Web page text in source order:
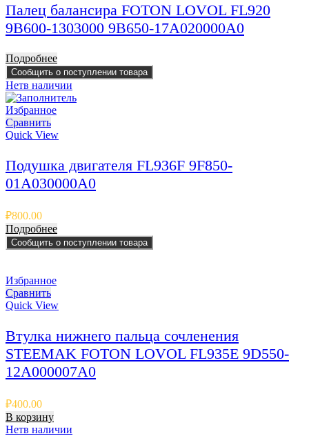
Палец балансира FOTON LOVOL FL920
9B600-1303000 9B650-17A020000A0
Подробнее
Сообщить о поступлении товара
Нетв наличии
Избранное
Сравнить
Quick View
Подушка двигателя FL936F 9F850-
01A030000A0
₽800.00
Подробнее
Сообщить о поступлении товара
Избранное
Сравнить
Quick View
Втулка нижнего пальца сочленения
STEEMAK FOTON LOVOL FL935E 9D550-
12A000007A0
₽400.00
В корзину
Нетв наличии